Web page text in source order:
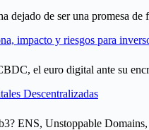
dejado de ser una promesa de
impacto y riesgos para
el euro digital ante su
Descentralizadas
ENS, Unstoppable